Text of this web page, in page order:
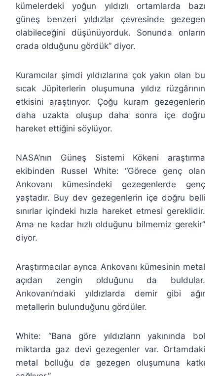
kümelerdeki yoğun yıldızlı ortamlarda bazı
güneş benzeri yıldızlar çevresinde gezegen
olabileceğini düşünüyorduk. Sonunda onların
orada olduğunu gördük” diyor.
Kuramcılar şimdi yıldızlarına çok yakın olan bu
sıcak Jüpiterlerin oluşumuna yıldız rüzgârının
etkisini araştırıyor. Çoğu kuram gezegenlerin
daha uzakta oluşup daha sonra içe doğru
hareket ettiğini söylüyor.
NASA’nın Güneş Sistemi Kökeni araştırma
ekibinden Russel White: “Görece genç olan
Arıkovanı kümesindeki gezegenlerde genç
yaştadır. Buy dev gezegenlerin içe doğru belli
sınırlar içindeki hızla hareket etmesi gereklidir.
Ama ne kadar hızlı olduğunu bilmemiz gerekir”
diyor.
Araştırmacılar ayrıca Arıkovanı kümesinin metal
açıdan zengin olduğunu da buldular.
Arıkovanı’ndaki yıldızlarda demir gibi ağır
metallerin bulunduğunu gördüler.
White: “Bana göre yıldızların yakınında bol
miktarda gaz devi gezegenler var. Ortamdaki
metal bolluğu da gezegen oluşumuna katkı